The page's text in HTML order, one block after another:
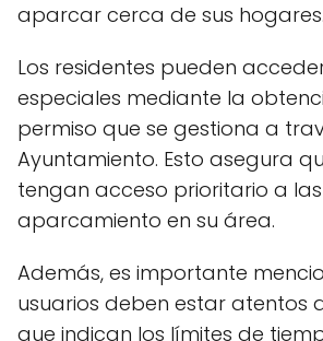
aparcar cerca de sus hogares.
Los residentes pueden
especiales mediante la
permiso que se gestiona a
Ayuntamiento. Esto asegura
tengan acceso prioritario a
aparcamiento en su área.
Además, es importante
usuarios deben estar atentos
que indican los límites de